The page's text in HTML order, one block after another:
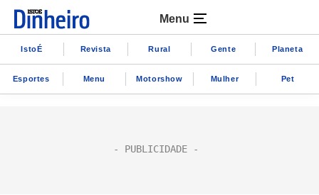
Menu
IstoÉ Revista Rural Gente Planeta
Esportes Menu Motorshow Mulher Pet